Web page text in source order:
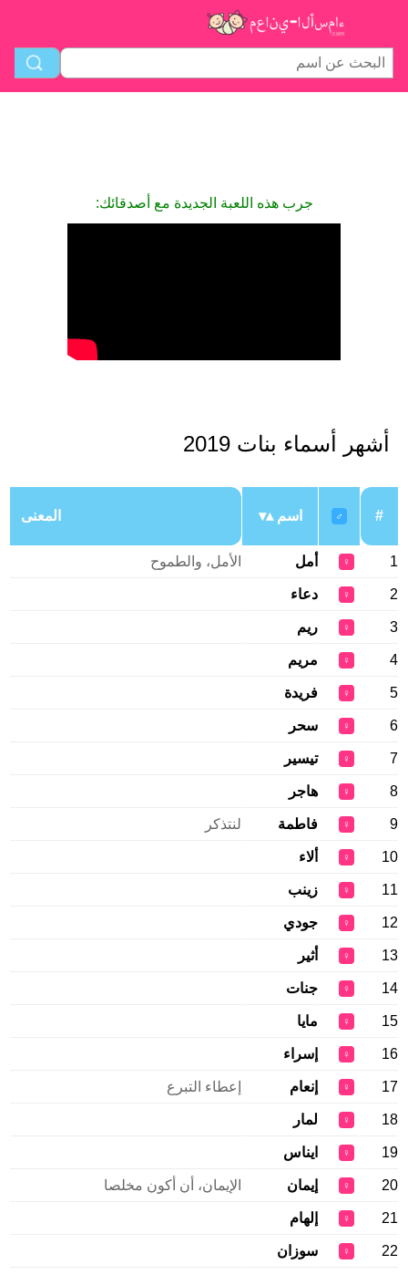
جرب هذه اللعبة الجديدة مع أصدقائك:
أشهر أسماء بنات 2019
#
♂ اسم المعنى
1
♀ أمل الأمل، والطموح
2
♀ دعاء
3
♀ ريم
4
♀ مريم
5
♀ فريدة
6
♀ سحر
7
♀ تيسير
8
♀ هاجر
9
♀ فاطمة لنتذكر
10
♀ ألاء
11
♀ زينب
12
♀ جودي
13
♀ أثير
14
♀ جنات
15
♀ مايا
16
♀ إسراء
17
♀ إنعام إعطاء التبرع
18
♀ لمار
19
♀ ايناس
20
♀ إيمان الإيمان، أن أكون مخلصا
21
♀ إلهام
22
♀ سوزان